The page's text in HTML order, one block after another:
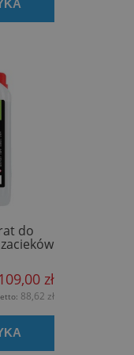
do
109,00 zł
88,62 zł